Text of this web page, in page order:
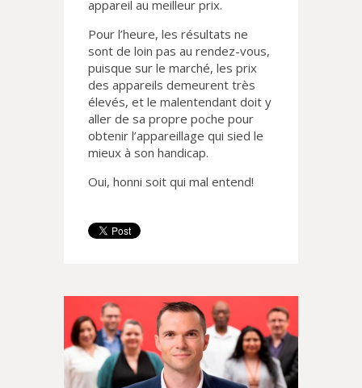
appareil au meilleur prix.
Pour l’heure, les résultats ne
sont de loin pas au rendez-vous,
puisque sur le marché, les prix
des appareils demeurent très
élevés, et le malentendant doit y
aller de sa propre poche pour
obtenir l’appareillage qui sied le
mieux à son handicap.
Oui, honni soit qui mal entend!